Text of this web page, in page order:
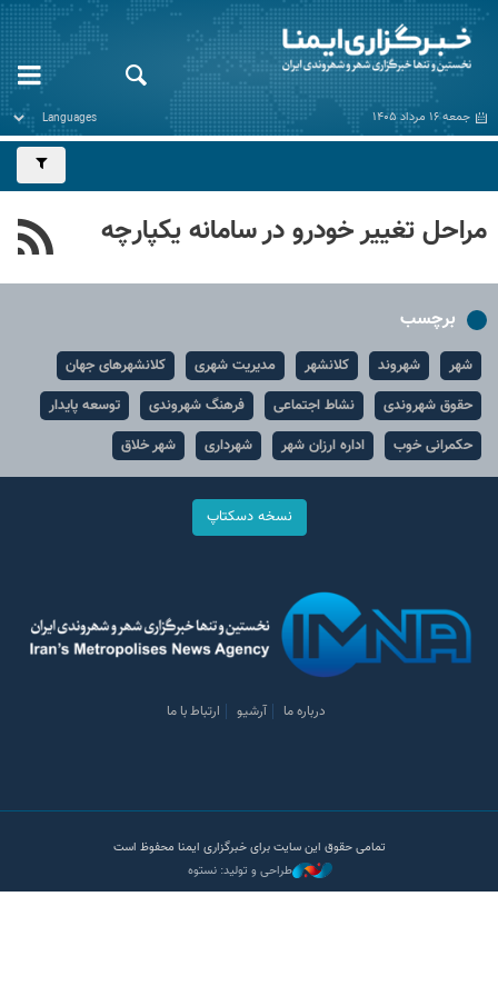
جمعه ۱۶ مرداد ۱۴۰۵
مراحل تغییر خودرو در سامانه یکپارچه
برچسب
شهر شهروند کلانشهر مدیریت شهری
کلانشهرهای جهان
حقوق شهروندی
نشاط اجتماعی فرهنگ شهروندی
توسعه پایدار
حکمرانی خوب
اداره ارزان شهر شهرداری شهر خلاق
نسخه دسکتاپ
درباره ما آرشیو ارتباط با ما
تمامی حقوق این سایت برای خبرگزاری ایمنا محفوظ است
طراحی و تولید: نستوه